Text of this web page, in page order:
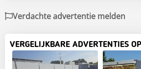
Verdachte advertentie melden
VERGELIJKBARE ADVERTENTIES